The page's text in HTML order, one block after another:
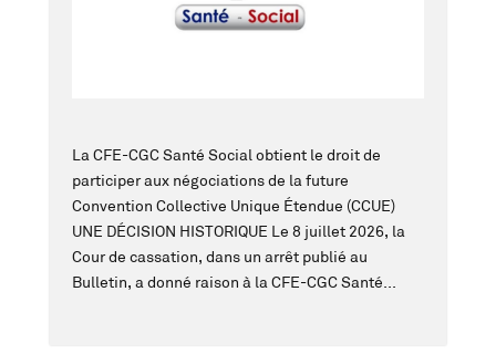
La CFE-CGC Santé Social obtient le droit de
participer aux négociations de la future
Convention Collective Unique Étendue (CCUE)
UNE DÉCISION HISTORIQUE Le 8 juillet 2026, la
Cour de cassation, dans un arrêt publié au
Bulletin, a donné raison à la CFE-CGC Santé...